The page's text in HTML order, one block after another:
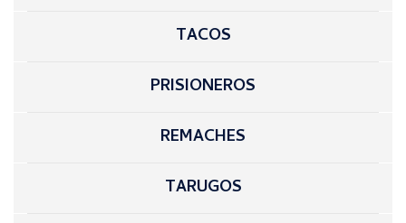
TACOS
PRISIONEROS
REMACHES
TARUGOS